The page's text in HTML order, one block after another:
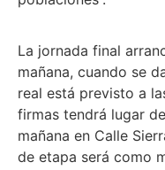
La jornada final
mañana, cuando se
real está previsto a
firmas tendrá lugar
mañana en Calle
de etapa será como